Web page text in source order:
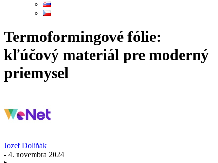
Termoformingové fólie:
kľúčový materiál pre moderný
priemysel
Jozef Doliňák
- 4. novembra 2024